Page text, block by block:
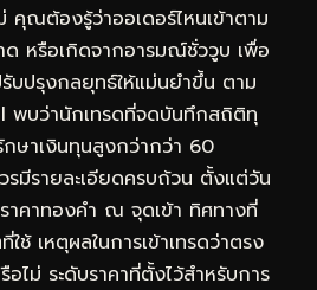
คุณต้องรู้ว่าออเดอร์ไหนเข้าตาม
หรือเกิดจากอารมณ์ชั่ววูบ เพื่อ
บปรุงกลยุทธ์ให้แม่นยำขึ้น ตาม
พบว่านักเทรดที่จดบันทึกสถิติทุ
ษาเงินทุนสูงกว่ากว่า 60
มีรายละเอียดครบถ้วน ตั้งแต่วัน
าคาทองคำ ณ จุดเข้า ทิศทางที่
ช้ เหตุผลในการเข้าเทรดว่าตรง
อไม่ ระดับราคาที่ตั้งไว้สำหรับการ